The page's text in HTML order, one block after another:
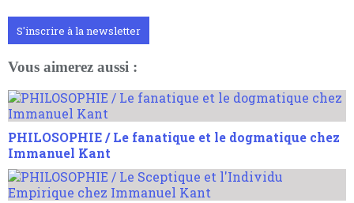
S'inscrire à la newsletter
Vous aimerez aussi :
PHILOSOPHIE / Le fanatique et le dogmatique chez
Immanuel Kant